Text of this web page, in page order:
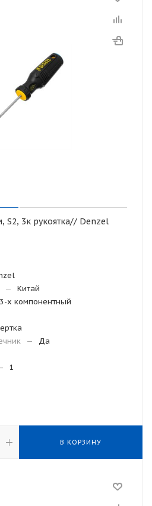
S2, 3к рукоятка// Denzel
—
Китай
3-х компонентный
—
Да
1
В КОРЗИНУ